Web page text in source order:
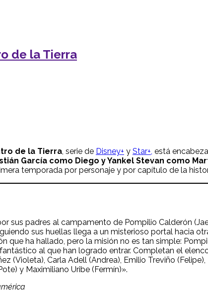
de la Tierra
de la Tierra , serie de Disney+ y Star+, está
García como Diego y Yankel Stevan como
temporada por personaje y por capítulo de la
sus padres al campamento de Pompilio Calderón
sus huellas llega a un misterioso portal hacia
ha hallado, pero la misión no es tan simple:
al que han logrado entrar. Completan el
(Violeta), Carla Adell (Andrea), Emilio Treviño
y Maximiliano Uribe (Fermín)».